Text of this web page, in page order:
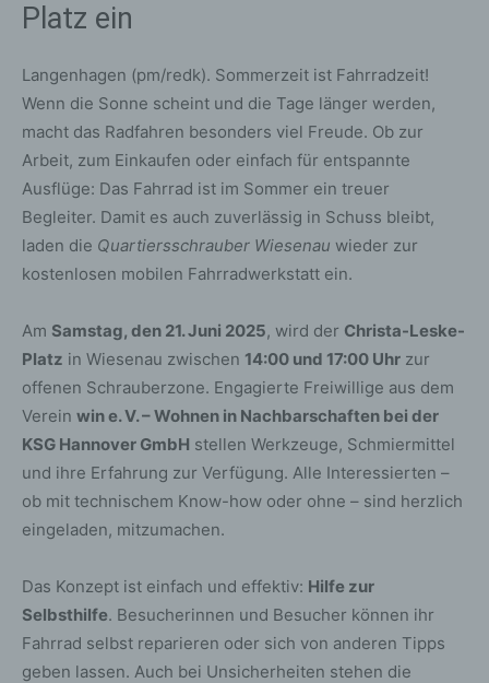
Platz ein
Langenhagen (pm/redk). Sommerzeit ist Fahrradzeit!
Wenn die Sonne scheint und die Tage länger werden,
macht das Radfahren besonders viel Freude. Ob zur
Arbeit, zum Einkaufen oder einfach für entspannte
Ausflüge: Das Fahrrad ist im Sommer ein treuer
Begleiter. Damit es auch zuverlässig in Schuss bleibt,
laden die Quartiersschrauber Wiesenau wieder zur
kostenlosen mobilen Fahrradwerkstatt ein.
Am Samstag, den 21. Juni 2025, wird der Christa-Leske-
Platz in Wiesenau zwischen 14:00 und 17:00 Uhr zur
offenen Schrauberzone. Engagierte Freiwillige aus dem
Verein win e. V. – Wohnen in Nachbarschaften bei der
KSG Hannover GmbH stellen Werkzeuge, Schmiermittel
und ihre Erfahrung zur Verfügung. Alle Interessierten –
ob mit technischem Know-how oder ohne – sind herzlich
eingeladen, mitzumachen.
Das Konzept ist einfach und effektiv: Hilfe zur
Selbsthilfe. Besucherinnen und Besucher können ihr
Fahrrad selbst reparieren oder sich von anderen Tipps
geben lassen. Auch bei Unsicherheiten stehen die